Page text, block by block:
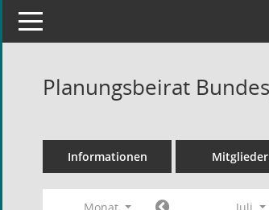
Toggle navigation
Planungsbeirat
Informationen Mitglieder